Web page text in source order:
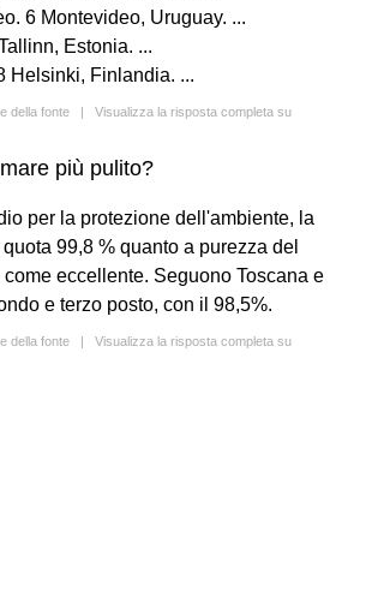
6 Montevideo, Uruguay. ...
Estonia. ...
Helsinki, Finlandia. ...
della fonte | Visualizza la risposta completa su
più pulito?
per la protezione dell'ambiente, la
99,8 % quanto a purezza del
eccellente. Seguono Toscana e
e terzo posto, con il 98,5%.
della fonte | Visualizza la risposta completa su